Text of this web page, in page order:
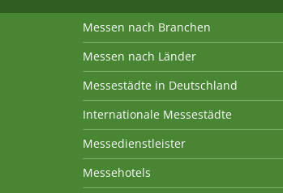
Messen nach Branchen
Messen nach Länder
Messestädte in Deutschland
Internationale Messestädte
Messedienstleister
Messehotels